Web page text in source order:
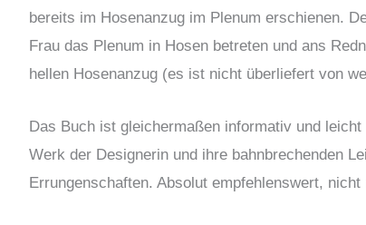
bereits im Hosenanzug im Plenum erschienen.
Frau das Plenum in Hosen betreten und ans
hellen Hosenanzug (es ist nicht überliefert von
Das Buch ist gleichermaßen informativ und
Werk der Designerin und ihre bahnbrechenden
Errungenschaften. Absolut empfehlenswert,